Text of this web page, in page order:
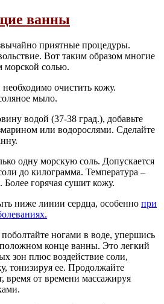
ванны
приятные процедуры.
Вот таким образом многие
морской солью.
очистить кожу.
мыло.
водой (37-38 град.), добавьте
или водорослями. Сделайте
одну морскую соль. Допускается
до килограмма. Температура –
Более горячая сушит кожу.
ниже линии сердца, особенно при
.
ногами в воде, упершись
конце ванны. Это легкий
зон плюс воздействие соли,
тонизируя ее. Продолжайте
время от времени массажируя